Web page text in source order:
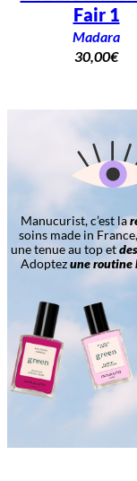
Fair 1
Madara
30,00€
Manucurist, c’est la
soins made in
une tenue au top et
Adoptezune routine